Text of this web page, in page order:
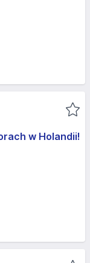
w Holandii!